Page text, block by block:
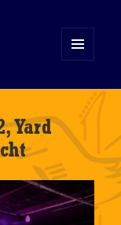
WIDGETS
Yard